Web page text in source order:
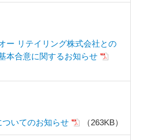
ー リテイリング株式会社との
本合意に関するお知らせ
いてのお知らせ （263KB）